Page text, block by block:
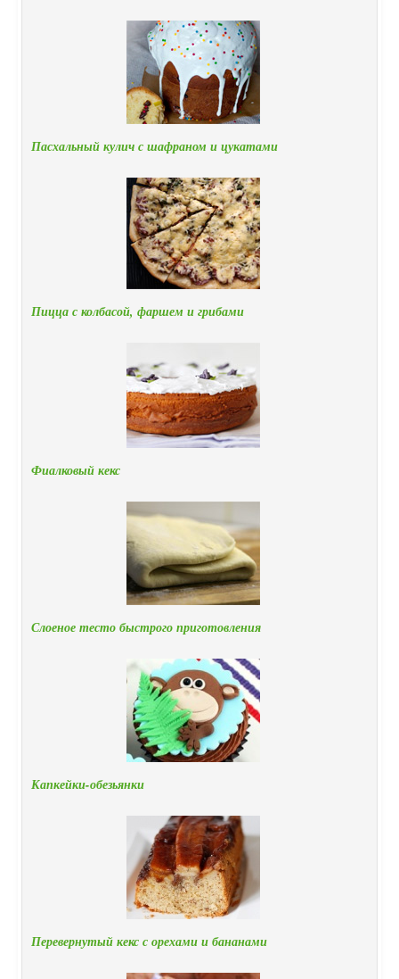
Пасхальный кулич с шафраном и цукатами
Пицца с колбасой, фаршем и грибами
Фиалковый кекс
Слоеное тесто быстрого приготовления
Капкейки-обезьянки
Перевернутый кекс с орехами и бананами